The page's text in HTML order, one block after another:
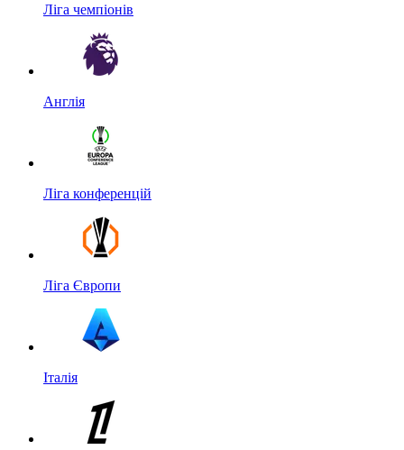
Ліга чемпіонів
Англія
Ліга конференцій
Ліга Європи
Італія